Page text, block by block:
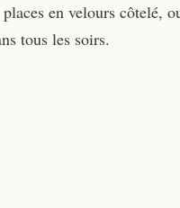
en velours côtelé,
tous les soirs.